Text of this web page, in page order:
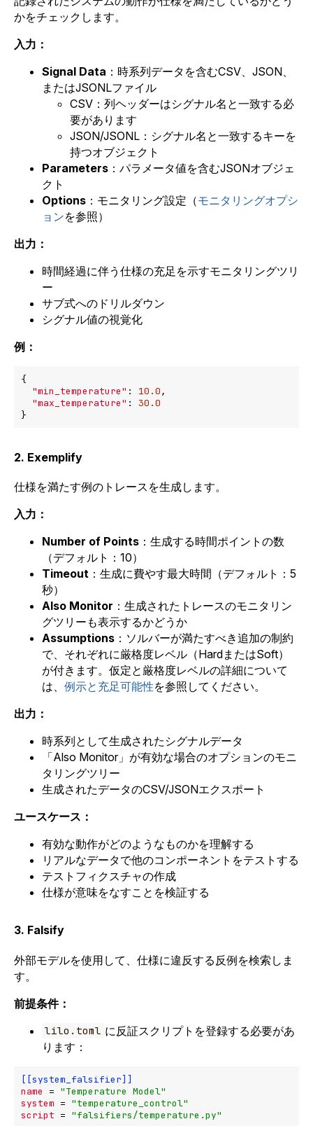
かをチェックします。
入力：
Signal Data ：時系列データを含むCSV、JSON、
またはJSONLファイル
CSV：列ヘッダーはシグナル名と一致する必
要があります
JSON/JSONL：シグナル名と一致するキーを
持つオブジェクト
Parameters ：パラメータ値を含むJSONオブジェ
クト
Options ：モニタリング設定（モニタリングオプシ
ョンを参照）
出力：
時間経過に伴う仕様の充足を示すモニタリングツリ
ー
サブ式へのドリルダウン
シグナル値の視覚化
例：
{
"min_temperature" : 10.0,
"max_temperature" : 30.0
2. Exemplify
仕様を満たす例のトレースを生成します。
入力：
Number of Points ：生成する時間ポイントの数
（デフォルト：10）
Timeout ：生成に費やす最大時間（デフォルト：5
秒）
Also Monitor ：生成されたトレースのモニタリン
グツリーも表示するかどうか
Assumptions ：ソルバーが満たすべき追加の制約
で、それぞれに厳格度レベル（HardまたはSoft）
が付きます。仮定と厳格度レベルの詳細について
は、 例示と充足可能性を参照してください。
出力：
時系列として生成されたシグナルデータ
「Also Monitor」が有効な場合のオプションのモニ
タリングツリー
生成されたデータのCSV/JSONエクスポート
ユースケース：
有効な動作がどのようなものかを理解する
リアルなデータで他のコンポーネントをテストする
テストフィクスチャの作成
仕様が意味をなすことを検証する
3. Falsify
外部モデルを使用して、仕様に違反する反例を検索しま
す。
前提条件：
lilo.toml に反証スクリプトを登録する必要があ
ります：
[[system_falsifier]]
name
= "Temperature Model"
system = "temperature_control"
script = "falsifiers/temperature.py"